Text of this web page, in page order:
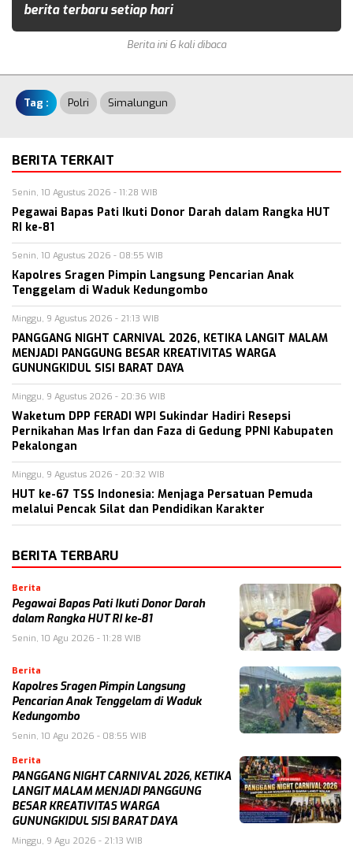
berita terbaru setiap hari
Berita ini 6 kali dibaca
Tag : Polri Simalungun
BERITA TERKAIT
Senin, 10 Agustus 2026 - 11:28 WIB
Pegawai Bapas Pati Ikuti Donor Darah dalam Rangka HUT
RI ke-81
Senin, 10 Agustus 2026 - 08:55 WIB
Kapolres Sragen Pimpin Langsung Pencarian Anak
Tenggelam di Waduk Kedungombo
Minggu, 9 Agustus 2026 - 21:13 WIB
PANGGANG NIGHT CARNIVAL 2026, KETIKA LANGIT MALAM
MENJADI PANGGUNG BESAR KREATIVITAS WARGA
GUNUNGKIDUL SISI BARAT DAYA
Minggu, 9 Agustus 2026 - 20:36 WIB
Waketum DPP FERADI WPI Sukindar Hadiri Resepsi
Pernikahan Mas Irfan dan Faza di Gedung PPNI Kabupaten
Pekalongan
Minggu, 9 Agustus 2026 - 20:32 WIB
HUT ke-67 TSS Indonesia: Menjaga Persatuan Pemuda
melalui Pencak Silat dan Pendidikan Karakter
BERITA TERBARU
Berita
Pegawai Bapas Pati Ikuti Donor Darah
dalam Rangka HUT RI ke-81
Senin, 10 Agu 2026 - 11:28 WIB
Berita
Kapolres Sragen Pimpin Langsung
Pencarian Anak Tenggelam di Waduk
Kedungombo
Senin, 10 Agu 2026 - 08:55 WIB
Berita
PANGGANG NIGHT CARNIVAL 2026, KETIKA
LANGIT MALAM MENJADI PANGGUNG
BESAR KREATIVITAS WARGA
GUNUNGKIDUL SISI BARAT DAYA
Minggu, 9 Agu 2026 - 21:13 WIB